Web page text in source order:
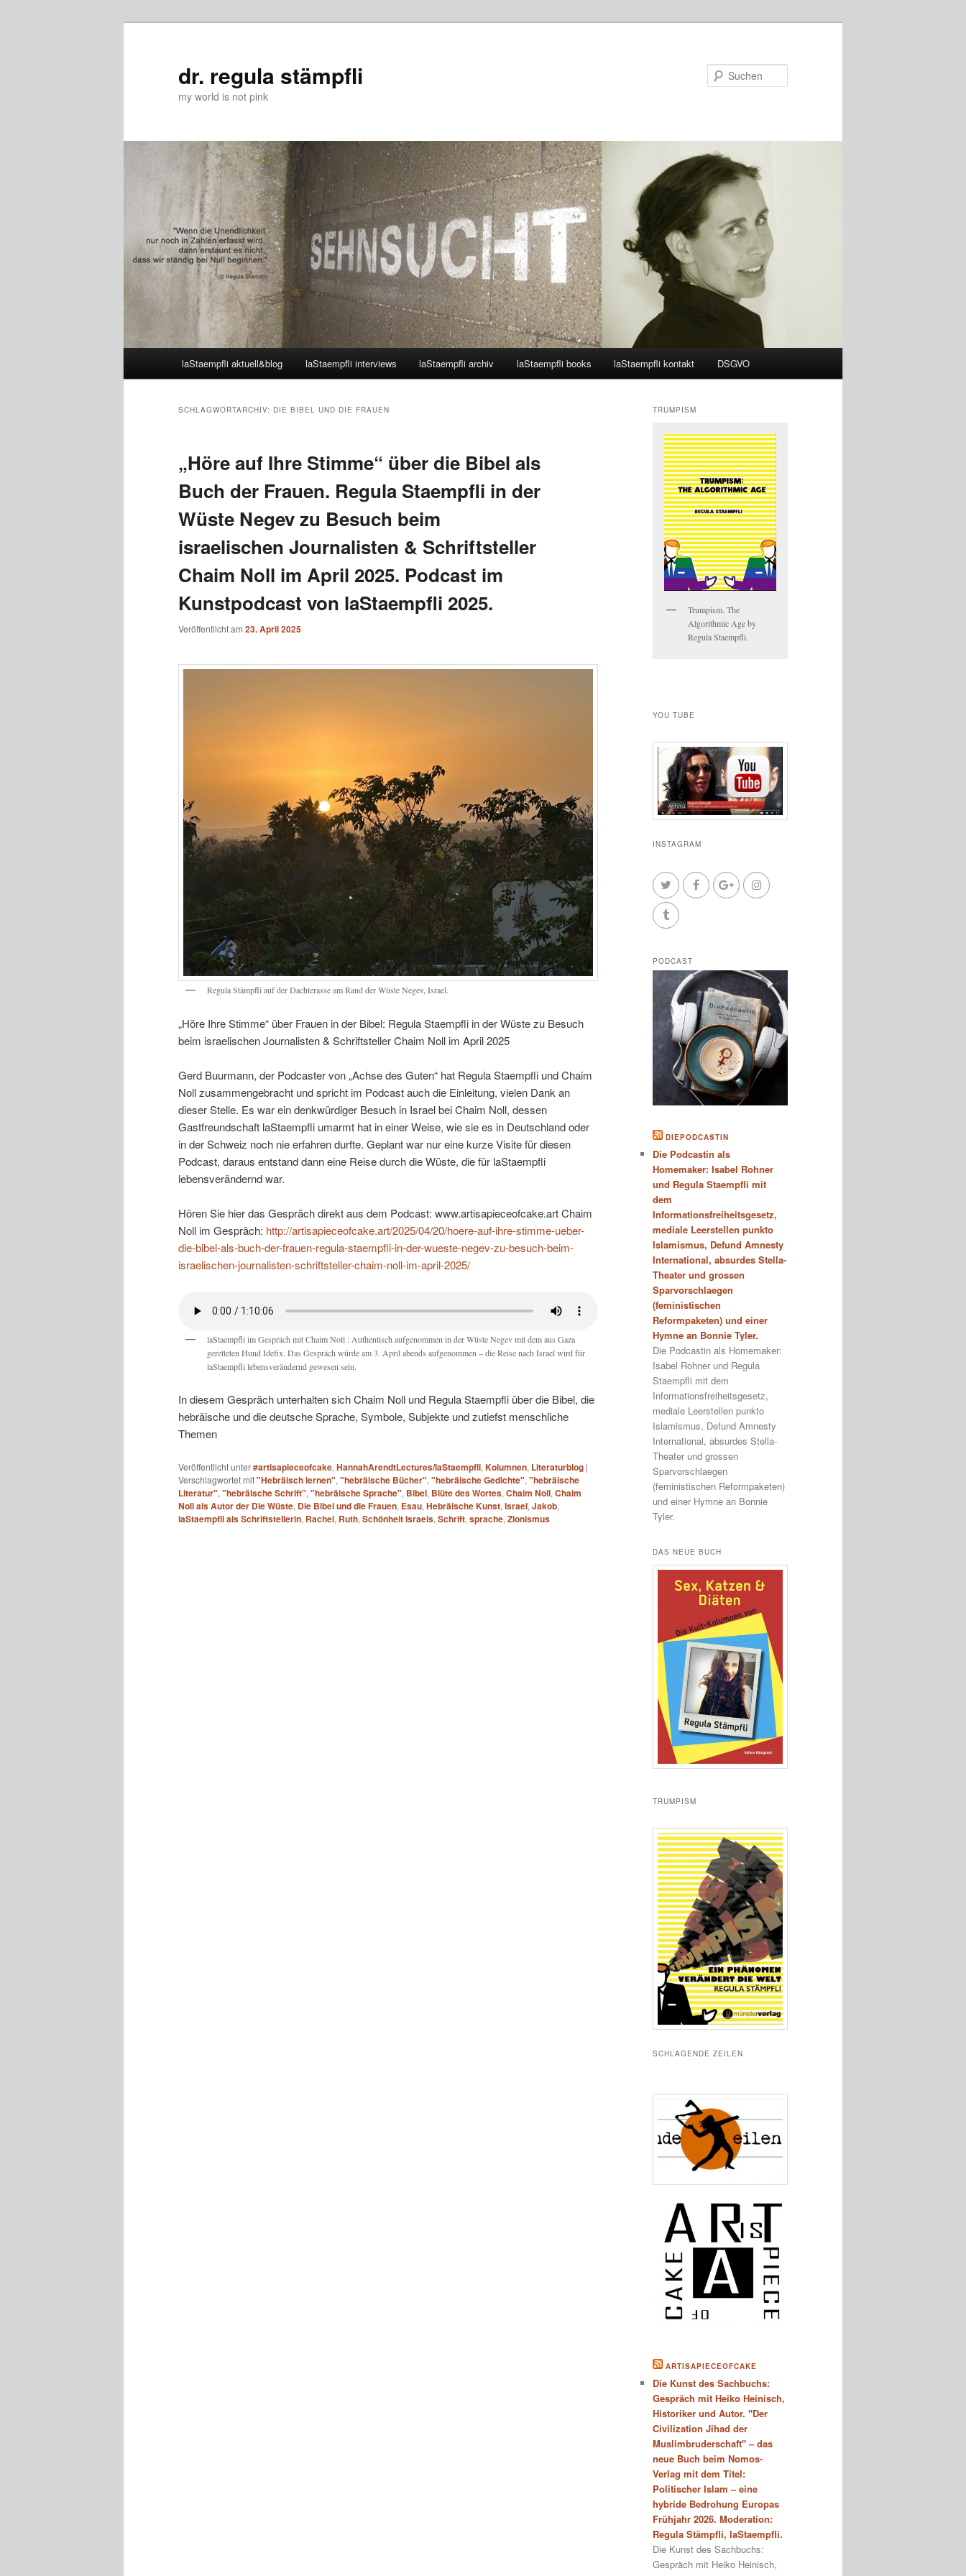
dr. regula stämpfli
my world is not pink
laStaempfli aktuell&blog laStaempfli interviews laStaempfli archiv laStaempfli books laStaempfli kontakt DSGVO
SCHLAGWORTARCHIV: DIE BIBEL UND DIE FRAUEN
„Höre auf Ihre Stimme“ über die Bibel als
Buch der Frauen. Regula Staempfli in der
Wüste Negev zu Besuch beim
israelischen Journalisten & Schriftsteller
Chaim Noll im April 2025. Podcast im
Kunstpodcast von laStaempfli 2025.
Veröffentlicht am 23. April 2025
Regula Stämpfli auf der Dachterasse am Rand der Wüste Negev, Israel.
„Höre Ihre Stimme“ über Frauen in der Bibel: Regula Staempfli in der Wüste zu Besuch
beim israelischen Journalisten & Schriftsteller Chaim Noll im April 2025
Gerd Buurmann, der Podcaster von „Achse des Guten“ hat Regula Staempfli und Chaim
Noll zusammengebracht und spricht im Podcast auch die Einleitung, vielen Dank an
dieser Stelle. Es war ein denkwürdiger Besuch in Israel bei Chaim Noll, dessen
Gastfreundschaft laStaempfli umarmt hat in einer Weise, wie sie es in Deutschland oder
in der Schweiz noch nie erfahren durfte. Geplant war nur eine kurze Visite für diesen
Podcast, daraus entstand dann eine Reise durch die Wüste, die für laStaempfli
lebensverändernd war.
Hören Sie hier das Gespräch direkt aus dem Podcast: www.artisapieceofcake.art Chaim
Noll im Gespräch: http://artisapieceofcake.art/2025/04/20/hoere-auf-ihre-stimme-ueber-
die-bibel-als-buch-der-frauen-regula-staempfli-in-der-wueste-negev-zu-besuch-beim-
israelischen-journalisten-schriftsteller-chaim-noll-im-april-2025/
laStaempfli im Gespräch mit Chaim Noll : Authentisch aufgenommen in der Wüste Negev mit dem aus Gaza
geretteten Hund Idefix. Das Gespräch würde am 3. April abends aufgenommen – die Reise nach Israel wird für
laStaempfli lebensverändernd gewesen sein.
In diesem Gespräch unterhalten sich Chaim Noll und Regula Staempfli über die Bibel, die
hebräische und die deutsche Sprache, Symbole, Subjekte und zutiefst menschliche
Themen
Veröffentlicht unter#artisapieceofcake, HannahArendtLectures/laStaempfli, Kolumnen, Literaturblog |
Verschlagwortet mit"Hebräisch lernen", "hebräische Bücher", "hebräische Gedichte", "hebräische
Literatur", "hebräische Schrift", "hebräische Sprache", Bibel, Blüte des Wortes, Chaim Noll, Chaim
Noll als Autor der Die Wüste, Die Bibel und die Frauen, Esau, Hebräische Kunst, Israel, Jakob,
laStaempfli als Schriftstellerin, Rachel, Ruth, Schönheit Israels, Schrift, sprache, Zionismus
TRUMPISM
Trumpism. The
Algorithmic Age by
Regula Staempfli.
YOU TUBE
INSTAGRAM
PODCAST
DIEPODCASTIN
Die Podcastin als
Homemaker: Isabel Rohner
und Regula Staempfli mit
dem
Informationsfreiheitsgesetz,
mediale Leerstellen punkto
Islamismus, Defund Amnesty
International, absurdes Stella-
Theater und grossen
Sparvorschlaegen
(feministischen
Reformpaketen) und einer
Hymne an Bonnie Tyler.
Die Podcastin als Homemaker:
Isabel Rohner und Regula
Staempfli mit dem
Informationsfreiheitsgesetz,
mediale Leerstellen punkto
Islamismus, Defund Amnesty
International, absurdes Stella-
Theater und grossen
Sparvorschlaegen
(feministischen Reformpaketen)
und einer Hymne an Bonnie
Tyler.
DAS NEUE BUCH
TRUMPISM
SCHLAGENDE ZEILEN
ARTISAPIECEOFCAKE
Die Kunst des Sachbuchs:
Gespräch mit Heiko Heinisch,
Historiker und Autor. "Der
Civilization Jihad der
Muslimbruderschaft" – das
neue Buch beim Nomos-
Verlag mit dem Titel:
Politischer Islam – eine
hybride Bedrohung Europas
Frühjahr 2026. Moderation:
Regula Stämpfli, laStaempfli.
Die Kunst des Sachbuchs:
Gespräch mit Heiko Heinisch,